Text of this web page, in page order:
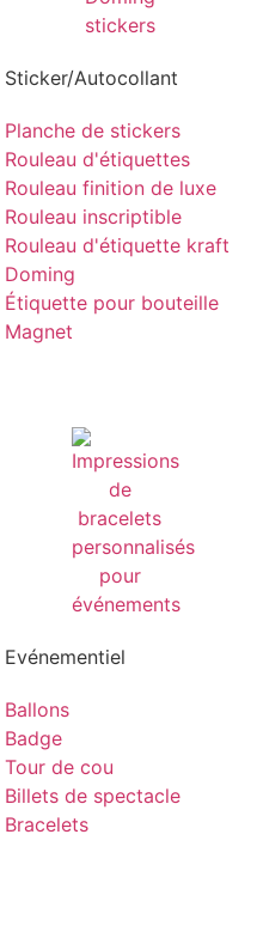
Sticker/Autocollant
Planche de stickers
Rouleau d'étiquettes
Rouleau finition de luxe
Rouleau inscriptible
Rouleau d'étiquette kraft
Doming
Étiquette pour bouteille
Magnet
Evénementiel
Ballons
Badge
Tour de cou
Billets de spectacle
Bracelets